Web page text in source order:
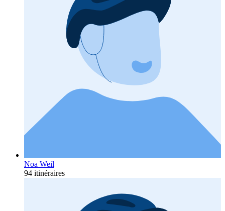
Noa Weil
94 itinéraires